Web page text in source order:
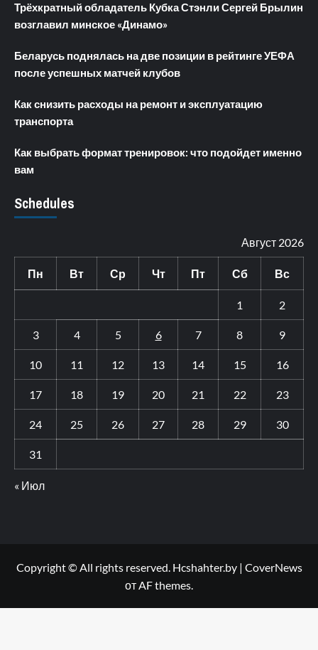
Трёхкратный обладатель Кубка Стэнли Сергей Брылин
возглавил минское «Динамо»
Беларусь поднялась на две позиции в рейтинге УЕФА
после успешных матчей клубов
Как снизить расходы на ремонт и эксплуатацию
транспорта
Как выбрать формат тренировок: что подойдет именно
вам
Schedules
Август 2026
Пн Вт Ср Чт Пт Сб Вс
1 2
3 4 5 6 7 8 9
10 11 12 13 14 15 16
17 18 19 20 21 22 23
24 25 26 27 28 29 30
31
« Июл
Copyright © All rights reserved. Hcshahter.by | CoverNews
от AF themes.